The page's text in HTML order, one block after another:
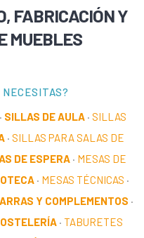
FABRICACIÓN Y
MUEBLES
NECESITAS?
· SILLAS DE AULA · SILLAS
· SILLAS PARA SALAS DE
DE ESPERA · MESAS DE
· MESAS TÉCNICAS ·
Y COMPLEMENTOS ·
· TABURETES